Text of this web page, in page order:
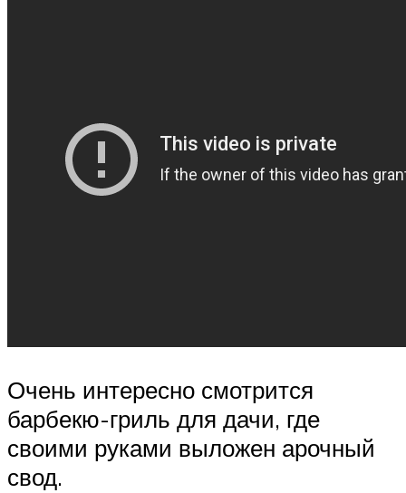
Очень интересно смотрится
барбекю-гриль для дачи, где
своими руками выложен арочный
свод.